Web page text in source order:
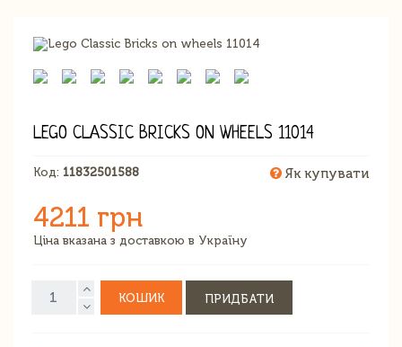
LEGO CLASSIC BRICKS ON WHEELS 11014
Код: 11832501588 Як купувати
4211 грн
Ціна вказана з доставкою в Україну
КОШИК ПРИДБАТИ